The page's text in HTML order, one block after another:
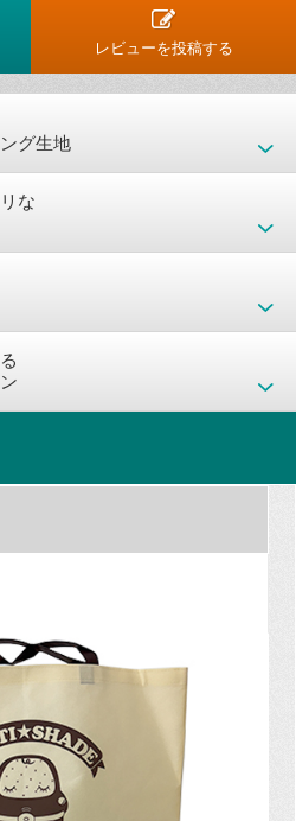
レビューを投稿する
グ生地
な